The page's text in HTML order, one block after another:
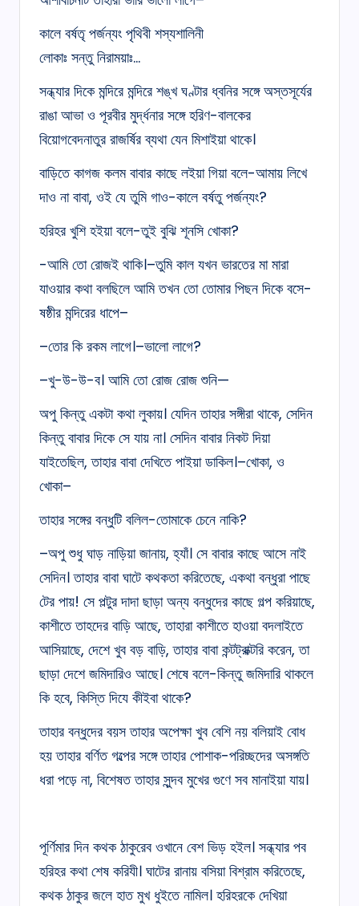
কালে বৰ্ষতৃ পর্জন্যং পৃথিবী শস্যশালিনী
লোকাঃ সন্তু নিরাময়াঃ…
সন্ধ্যার দিকে মন্দিরে মন্দিরে শঙ্খ ঘণ্টার ধ্বনির সঙ্গে অস্তসূর্যের
রাঙা আভা ও পূরবীর মুৰ্দ্ধনার সঙ্গে হরিণ-বালকের
বিয়োগবেদনাতুর রাজর্ষির ব্যথা যেন মিশাইয়া থাকে।
বাড়িতে কাগজ কলম বাবার কাছে লইয়া গিয়া বলে-আমায় লিখে
দাও না বাবা, ওই যে তুমি গাও-কালে বৰ্ষতু পর্জন্যং?
হরিহর খুশি হইয়া বলে-তুই বুঝি শূনসি খোকা?
-আমি তো রোজই থাকি।–তুমি কাল যখন ভারতের মা মারা
যাওয়ার কথা বলছিলে আমি তখন তো তোমার পিছন দিকে বসে-
ষষ্ঠীর মন্দিরের ধাপে–
–তোর কি রকম লাগে।–ভালো লাগে?
–খু-উ-উ-ব। আমি তো রোজ রোজ শুনি—
অপু কিন্তু একটা কথা লুকায়। যেদিন তাহার সঙ্গীরা থাকে, সেদিন
কিন্তু বাবার দিকে সে যায় না। সেদিন বাবার নিকট দিয়া
যাইতেছিল, তাহার বাবা দেখিতে পাইয়া ডাকিল।–খোকা, ও
খোকা–
তাহার সঙ্গের বন্ধুটি বলিল-তোমাকে চেনে নাকি?
–অপু শুধু ঘাড় নাড়িয়া জানায়, হ্যাঁ। সে বাবার কাছে আসে নাই
সেদিন। তাহার বাবা ঘাটে কথকতা করিতেছে, একথা বন্ধুরা পাছে
টের পায়! সে পল্টুর দাদা ছাড়া অন্য বন্ধুদের কাছে গল্প করিয়াছে,
কাশীতে তাহদের বাড়ি আছে, তাহারা কাশীতে হাওয়া বদলাইতে
আসিয়াছে, দেশে খুব বড় বাড়ি, তাহার বাবা কন্টট্রাক্টরি করেন, তা
ছাড়া দেশে জমিদারিও আছে। শেষে বলে-কিন্তু জমিদারি থাকলে
কি হবে, কিস্তি দিযে কীইবা থাকে?
তাহার বন্ধুদের বয়স তাহার অপেক্ষা খুব বেশি নয় বলিয়াই বোধ
হয় তাহার বর্ণিত গল্পের সঙ্গে তাহার পোশাক-পরিচ্ছদের অসঙ্গতি
ধরা পড়ে না, বিশেষত তাহার সুন্দব মুখের গুণে সব মানাইয়া যায়।
পূৰ্ণিমার দিন কথক ঠাকুরেব ওখানে বেশ ভিড় হইল। সন্ধ্যার পব
হরিহর কথা শেষ করিযী। ঘাটের রানায় বসিয়া বিশ্রাম করিতেছে,
কথক ঠাকুর জলে হাত মুখ ধুইতে নামিল। হরিহরকে দেখিয়া